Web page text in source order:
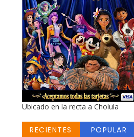
Ubicado en la recta a Cholula
RECIENTES POPULAR